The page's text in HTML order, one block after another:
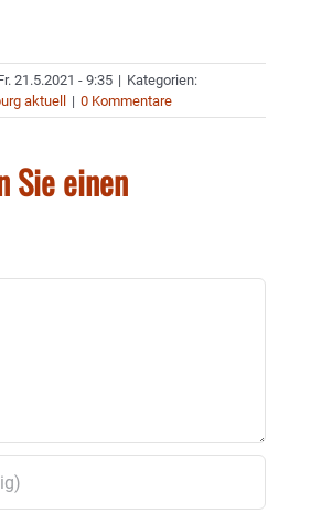
21.5.2021 - 9:35 | Kategorien:
aktuell | 0 Kommentare
Sie einen